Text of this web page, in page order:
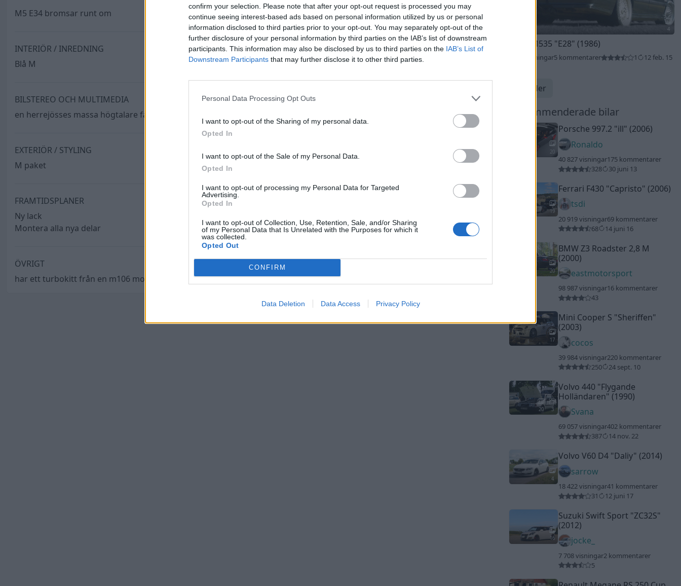
confirm your selection. Please note that after your opt-out request is processed you may
continue seeing interest-based ads based on personal information utilized by us or personal
information disclosed to third parties prior to your opt-out. You may separately opt-out of the
further disclosure of your personal information by third parties on the IAB’s list of downstream
participants. This information may also be disclosed by us to third parties on the IAB’s List of
Downstream Participants that may further disclose it to other third parties.
Personal Data Processing Opt Outs
I want to opt-out of the Sharing of my personal data.
Opted In
I want to opt-out of the Sale of my Personal Data.
Opted In
I want to opt-out of processing my Personal Data for Targeted
Advertising.
Opted In
I want to opt-out of Collection, Use, Retention, Sale, and/or Sharing
of my Personal Data that Is Unrelated with the Purposes for which it
was collected.
Opted Out
CONFIRM
Data Deletion Data Access Privacy Policy
M5 E34 bromsar runt om
INTERIÖR / INREDNING
Blå M
BILSTEREO OCH MULTIMEDIA
en herrejösses massa högtalare får se vad som blir kvar när jag e färdig!
EXTERIÖR / STYLING
M paket
FRAMTIDSPLANER
Ny lack
Montera alla nya delar
ÖVRIGT
har ett turbokitt från en m106 motor :P
4
BMW M535 "E28" (1986)
3 347 visningar5 kommentarer 1 12 feb. 15
Visa fler
Rekommenderade bilar
20
Porsche 997.2 "ill" (2006)
Ronaldo
40 827 visningar175 kommentarer
328
30 juni 13
19
Ferrari F430 "Capristo" (2006)
tsdi
20 919 visningar69 kommentarer
68
14 juni 16
20
BMW Z3 Roadster 2,8 M
(2000)
eastmotorsport
98 987 visningar16 kommentarer
43
17
Mini Cooper S "Sheriffen"
(2003)
cocos
39 984 visningar220 kommentarer
250
24 sept. 10
20 3
Volvo 440 "Flygande
Holländaren" (1990)
Svana
69 057 visningar402 kommentarer
387
14 nov. 22
4
Volvo V60 D4 "Daliy" (2014)
sarrow
18 422 visningar41 kommentarer
31
12 juni 17
16
Suzuki Swift Sport "ZC32S"
(2012)
jocke_
7 708 visningar2 kommentarer
5